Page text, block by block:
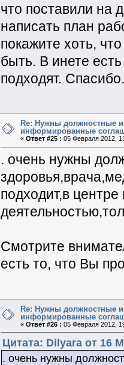
что поставили на
написать план
покажите хоть,
быть. В инете
подходят.
Re: Нужны должностные
информированные
« Ответ #25 : 05 Февраля 2012,
. очень нужны
подходит,в
Смотрите
есть то, что Вы
Re: Нужны должностные
информированные
« Ответ #26 : 05 Февраля 2012,
Цитата: Dilyara от 16
. очень нужны